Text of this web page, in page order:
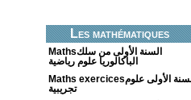
Les mathématiques
Mathsالسنة الأولى من سلك
الباكالوريا علوم رياضية
Maths exercicesالسنة الأولى علوم
تجريبية